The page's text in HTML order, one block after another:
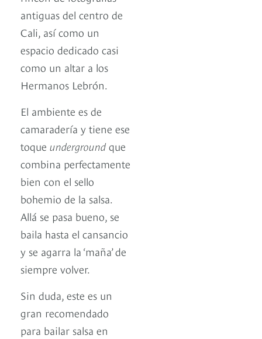
antiguas del centro de
Cali, así como un
espacio dedicado casi
como un altar a los
Hermanos Lebrón.
El ambiente es de
camaradería y tiene ese
toque underground que
combina perfectamente
bien con el sello
bohemio de la salsa.
Allá se pasa bueno, se
baila hasta el cansancio
y se agarra la ‘maña’ de
siempre volver.
Sin duda, este es un
gran recomendado
para bailar salsa en